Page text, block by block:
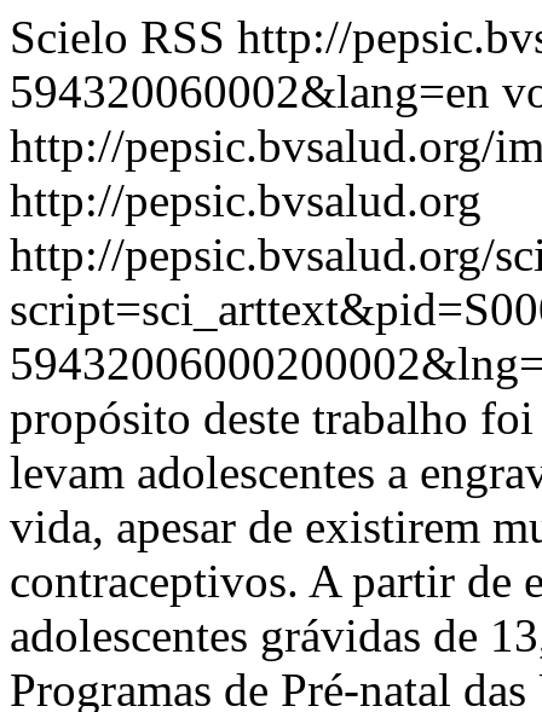
Scielo RSS http://
594320060002&lang=en
http://pepsic.bvsalud.org/
http://pepsic.bvsalud.org
http://pepsic.bvsalud.org/
propósito deste trabalho
levam adolescentes a
vida, apesar de existirem
contraceptivos. A partir de
adolescentes grávidas de
Programas de Pré-natal